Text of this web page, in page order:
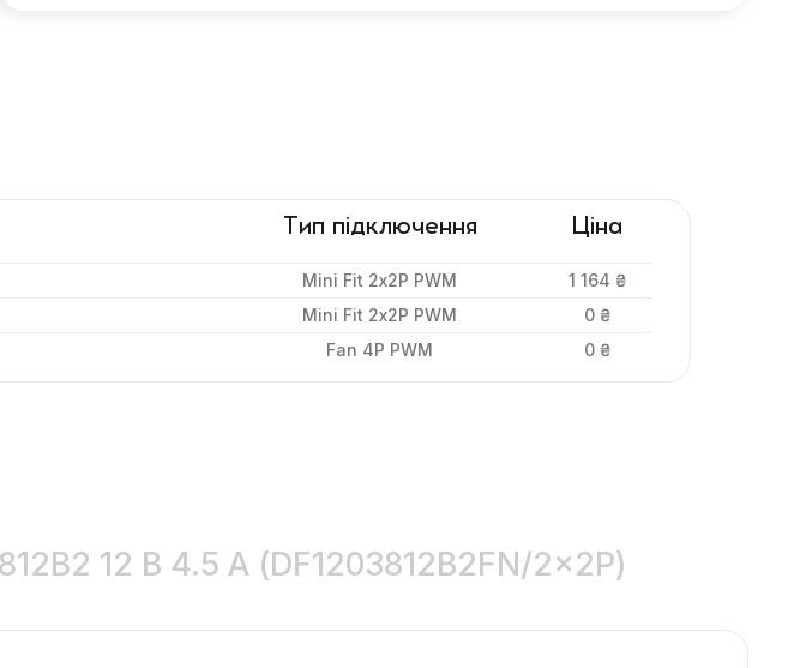
Тип підключення Ціна
Mini Fit 2х2P PWM
1 164 ₴
Mini Fit 2х2P PWM
0 ₴
Fan 4P PWM 0 ₴
12 В 4.5 А (DF1203812B2FN/2×2P)